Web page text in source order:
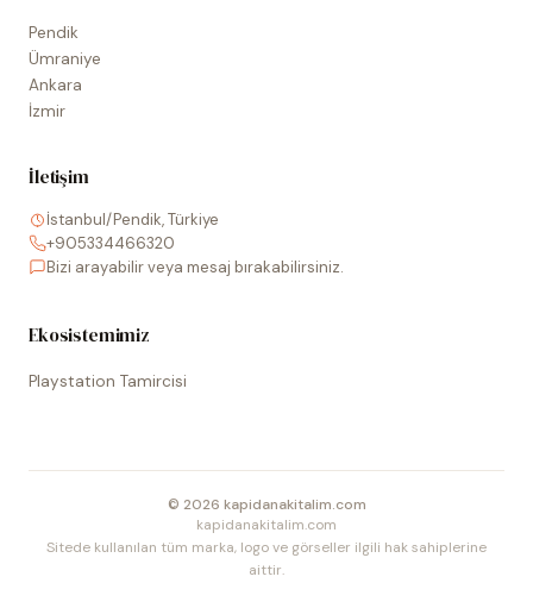
Pendik
Ümraniye
Ankara
İzmir
İletişim
İstanbul/Pendik, Türkiye
+905334466320
Bizi arayabilir veya mesaj bırakabilirsiniz.
Ekosistemimiz
Playstation Tamircisi
© 2026 kapidanakitalim.com
kapidanakitalim.com
Sitede kullanılan tüm marka, logo ve görseller ilgili hak sahiplerine
aittir.